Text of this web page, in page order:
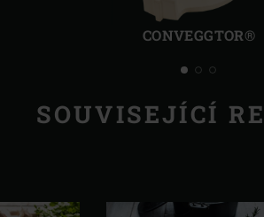
CONVEGGTOR®
SOUVISEJÍCÍ